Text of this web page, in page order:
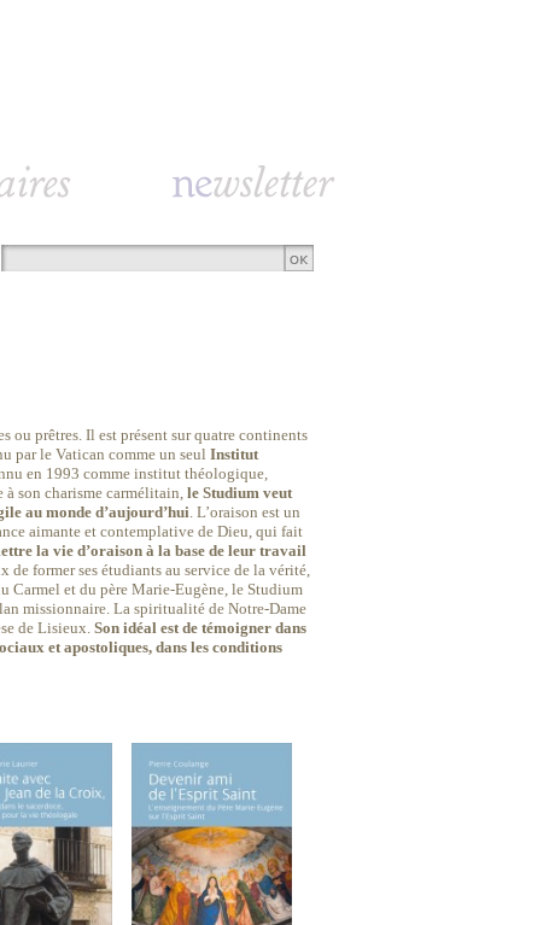
ou prêtres. Il est présent sur quatre continents
par le Vatican comme un seul Institut
en 1993 comme institut théologique,
à son charisme carmélitain, le Studium veut
au monde d’aujourd’hui. L’oraison est un
aimante et contemplative de Dieu, qui fait
la vie d’oraison à la base de leur travail
de former ses étudiants au service de la vérité,
Carmel et du père Marie-Eugène, le Studium
missionnaire. La spiritualité de Notre-Dame
de Lisieux. Son idéal est de témoigner dans
et apostoliques, dans les conditions